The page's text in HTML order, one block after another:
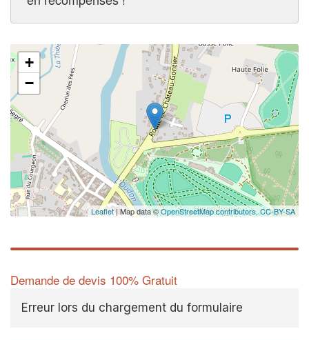
+
−
Leaflet| Map data ©OpenStreetMap contributors,CC-BY-SA
Demande de devis 100% Gratuit
Erreur lors du chargement du formulaire